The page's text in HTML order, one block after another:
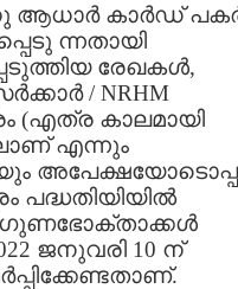
ആധാർ കാർഡ്
ന്നതായി
രേഖകൾ,
/ NRHM
(എത്ര കാലമായി
എന്നും
പദ്ധതിയിയില്‍
ഗുണഭോക്താക്കൾ
ജനുവരി 10 ന്